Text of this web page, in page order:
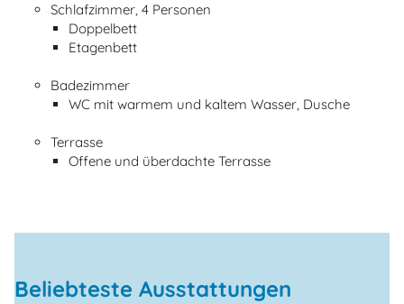
Schlafzimmer, 4 Personen
Doppelbett
Etagenbett
Badezimmer
WC mit warmem und kaltem Wasser, Dusche
Terrasse
Offene und überdachte Terrasse
Beliebteste Ausstattungen